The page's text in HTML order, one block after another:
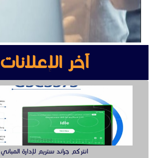
آخر الإعلانات
انتركم جراند ستريم لإدارة المباني